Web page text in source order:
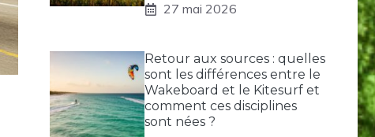
27 mai 2026
Retour aux sources : quelles
sont les différences entre le
Wakeboard et le Kitesurf et
comment ces disciplines
sont nées ?